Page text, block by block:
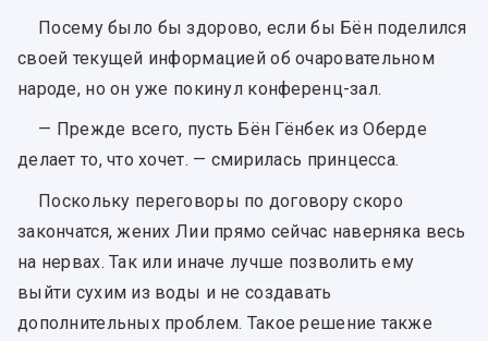
Посему было бы здорово, если бы Бён поделился
своей текущей информацией об очаровательном
народе, но он уже покинул конференц-зал.
— Прежде всего, пусть Бён Гёнбек из Оберде
делает то, что хочет. — смирилась принцесса.
Поскольку переговоры по договору скоро
закончатся, жених Лии прямо сейчас наверняка весь
на нервах. Так или иначе лучше позволить ему
выйти сухим из воды и не создавать
дополнительных проблем. Такое решение также